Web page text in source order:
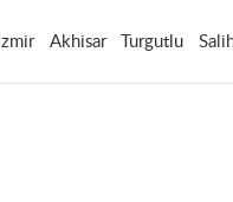
İzmir Akhisar Turgutlu